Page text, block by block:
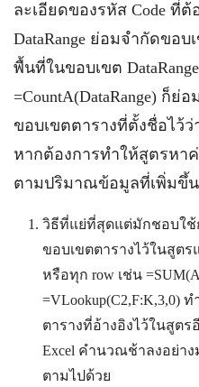
ละเอียดของรหัส Code ที่
DataRange ย่อมจำกัดขอ
พื้นที่ในขอบเขต
=CountA(DataRange) ก็
ขอบเขตตารางที่ตั้งชื่อไว้ว่
หากต้องการทำให้สูตรหา
ตามปริมาณข้อมูลที่เพิ่มขึ้
วิธีที่แย่ที่สุดแต่มักชอบใ
ขอบเขตตารางไว้ในสูต
หรือทุก row เช่น
=VLookup(C2,F:K,3,0)
ตารางที่อ้างอิงไว้ในสูต
Excel คำนวณช้าลงอย่า
ตามไปด้วย